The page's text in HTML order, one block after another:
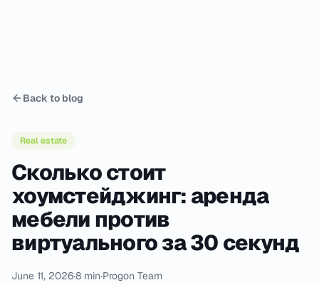
Back to blog
Real estate
Сколько стоит
хоумстейджинг: аренда
мебели против
виртуального за 30 секунд
June 11, 2026·8 min·Progon Team